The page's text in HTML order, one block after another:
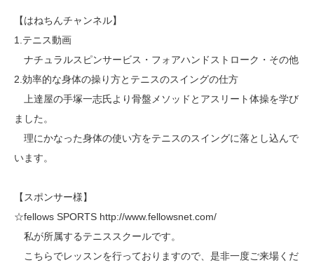
【はねちんチャンネル】
1.テニス動画
ナチュラルスピンサービス・フォアハンドストローク・その他
2.効率的な身体の操り方とテニスのスイングの仕方
上達屋の手塚一志氏より骨盤メソッドとアスリート体操を学び
ました。
理にかなった身体の使い方をテニスのスイングに落とし込んで
います。
【スポンサー様】
☆fellows SPORTS http://www.fellowsnet.com/
私が所属するテニススクールです。
こちらでレッスンを行っておりますので、是非一度ご来場くだ